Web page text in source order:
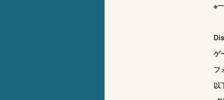
※
ゲ
フ
以